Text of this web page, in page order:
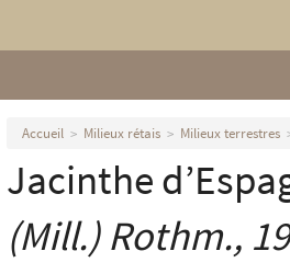
Accueil Milieux rétais Milieux terrestres
Jacinthe
(Mill.) Rothm.,